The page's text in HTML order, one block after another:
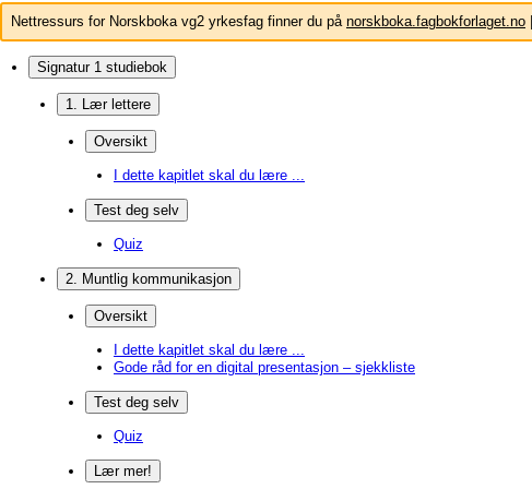
Nettressurs for Norskboka vg2 yrkesfag finner du på norskboka.fagbokforlaget.no
Signatur 1 studiebok
1. Lær lettere
Oversikt
I dette kapitlet skal du lære ...
Test deg selv
Quiz
2. Muntlig kommunikasjon
Oversikt
I dette kapitlet skal du lære ...
Gode råd for en digital presentasjon – sjekkliste
Test deg selv
Quiz
Lær mer!